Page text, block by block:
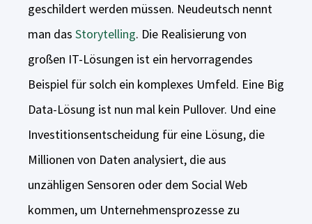
geschildert werden müssen. Neudeutsch nennt
man das Storytelling. Die Realisierung von
großen IT-Lösungen ist ein hervorragendes
Beispiel für solch ein komplexes Umfeld. Eine Big
Data-Lösung ist nun mal kein Pullover. Und eine
Investitionsentscheidung für eine Lösung, die
Millionen von Daten analysiert, die aus
unzähligen Sensoren oder dem Social Web
kommen, um Unternehmensprozesse zu